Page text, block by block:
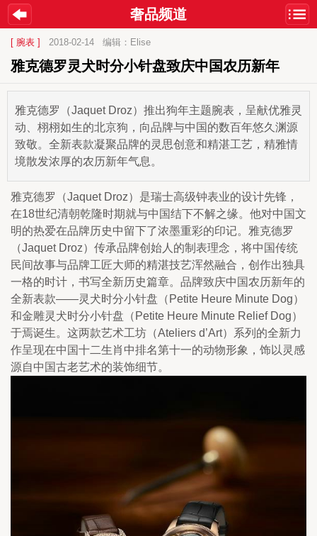
奢品频道
[ 腕表 ] 2018-02-14 编辑：Elise
雅克德罗灵犬时分小针盘致庆中国农历新年
雅克德罗（Jaquet Droz）推出狗年主题腕表，呈献优雅灵
动、栩栩如生的北京狗，向品牌与中国的数百年悠久渊源
致敬。全新表款凝聚品牌的灵思创意和精湛工艺，精雅情
境散发浓厚的农历新年气息。
雅克德罗（Jaquet Droz）是瑞士高级钟表业的设计先锋，
在18世纪清朝乾隆时期就与中国结下不解之缘。他对中国文
明的热爱在品牌历史中留下了浓墨重彩的印记。雅克德罗
（Jaquet Droz）传承品牌创始人的制表理念，将中国传统
民间故事与品牌工匠大师的精湛技艺浑然融合，创作出独具
一格的时计，书写全新历史篇章。品牌致庆中国农历新年的
全新表款——灵犬时分小针盘（Petite Heure Minute Dog）
和金雕灵犬时分小针盘（Petite Heure Minute Relief Dog）
于焉诞生。这两款艺术工坊（Ateliers d’Art）系列的全新力
作呈现在中国十二生肖中排名第十一的动物形象，饰以灵感
源自中国古老艺术的装饰细节。